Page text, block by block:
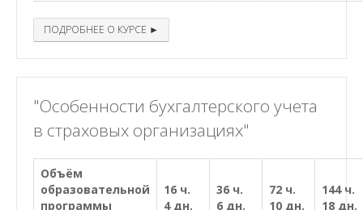
ПОДРОБНЕЕ О КУРСЕ ►
"Особенности бухгалтерского учета
в страховых организациях"
Объём
образовательной
программы
16 ч.
4 дн.
36 ч.
6 дн.
72 ч.
10 дн.
144 ч.
18 дн.